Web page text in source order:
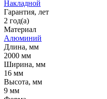
Накладной
Гарантия, лет
2 год(а)
Материал
Алюминий
Длина, мм
2000 мм
Ширина, мм
16 мм
Высота, мм
9 мм